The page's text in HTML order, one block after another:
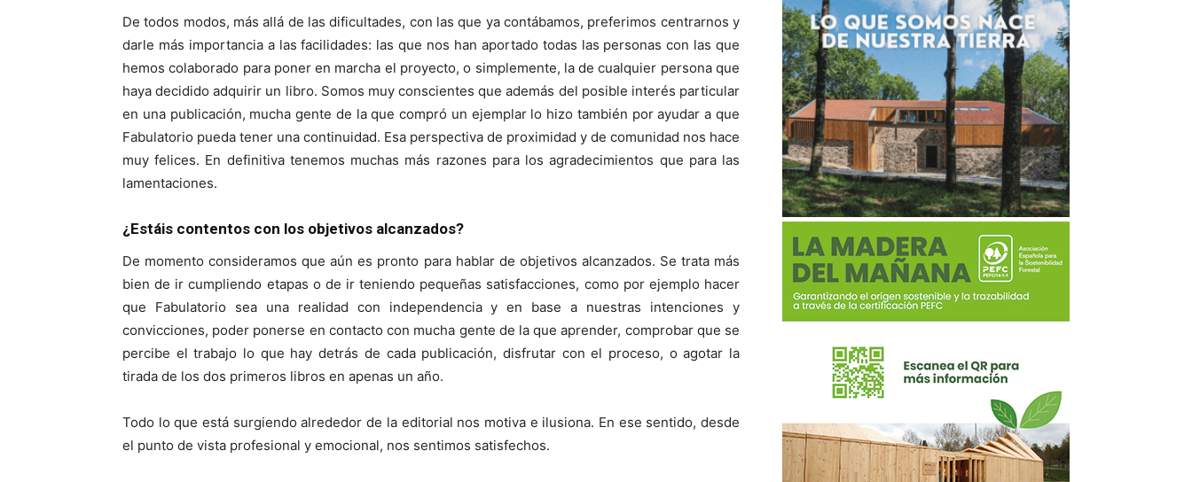
De todos modos, más allá de las dificultades, con las que ya contábamos, preferimos centrarnos y
darle más importancia a las facilidades: las que nos han aportado todas las personas con las que
hemos colaborado para poner en marcha el proyecto, o simplemente, la de cualquier persona que
haya decidido adquirir un libro. Somos muy conscientes que además del posible interés particular
en una publicación, mucha gente de la que compró un ejemplar lo hizo también por ayudar a que
Fabulatorio pueda tener una continuidad. Esa perspectiva de proximidad y de comunidad nos hace
muy felices. En definitiva tenemos muchas más razones para los agradecimientos que para las
lamentaciones.
¿Estáis contentos con los objetivos alcanzados?
De momento consideramos que aún es pronto para hablar de objetivos alcanzados. Se trata más
bien de ir cumpliendo etapas o de ir teniendo pequeñas satisfacciones, como por ejemplo hacer
que Fabulatorio sea una realidad con independencia y en base a nuestras intenciones y
convicciones, poder ponerse en contacto con mucha gente de la que aprender, comprobar que se
percibe el trabajo lo que hay detrás de cada publicación, disfrutar con el proceso, o agotar la
tirada de los dos primeros libros en apenas un año.
Todo lo que está surgiendo alrededor de la editorial nos motiva e ilusiona. En ese sentido, desde
el punto de vista profesional y emocional, nos sentimos satisfechos.